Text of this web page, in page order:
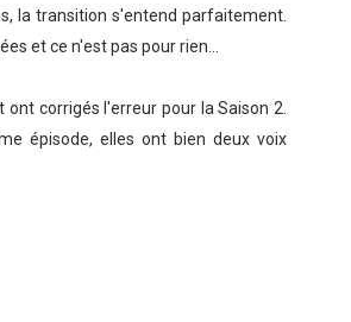
la transition s'entend parfaitement.
et ce n'est pas pour rien...
corrigés l'erreur pour la Saison 2.
épisode, elles ont bien deux voix